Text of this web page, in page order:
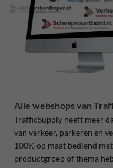
Alle webshops van
TrafficSupply heeft meer
van verkeer, parkeren en
100% op maat bediend
productgroep of thema